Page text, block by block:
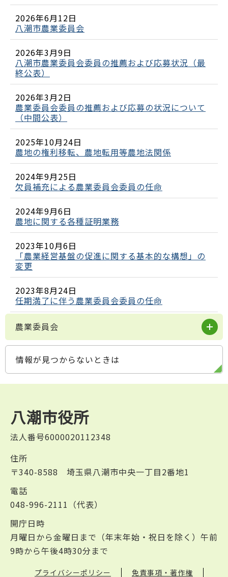
2026年6月12日
八潮市農業委員会
2026年3月9日
八潮市農業委員会委員の推薦および応募状況（最
終公表）
2026年3月2日
農業委員会委員の推薦および応募の状況について
（中間公表）
2025年10月24日
農地の権利移転、農地転用等農地法関係
2024年9月25日
欠員補充による農業委員会委員の任命
2024年9月6日
農地に関する各種証明業務
2023年10月6日
「農業経営基盤の促進に関する基本的な構想」の
変更
2023年8月24日
任期満了に伴う農業委員会委員の任命
農業委員会
情報が見つからないときは
八潮市役所
法人番号6000020112348
住所
〒340-8588 埼玉県八潮市中央一丁目2番地1
電話
048-996-2111（代表）
開庁日時
月曜日から金曜日まで（年末年始・祝日を除く）午前
9時から午後4時30分まで
プライバシーポリシー
免責事項・著作権